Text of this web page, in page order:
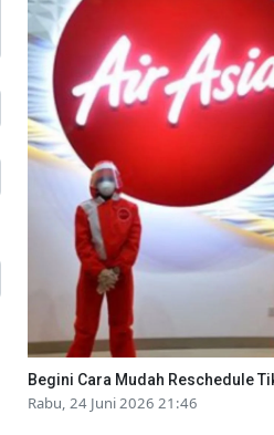
Begini Cara Mudah Reschedule
Rabu, 24 Juni 2026 21:46